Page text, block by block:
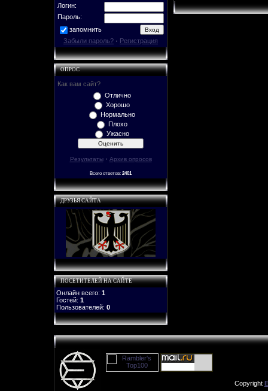
Логин:
Пароль:
запомнить
Забыли пароль? · Регистрация
ОПРОС
Как вам сайт?
Отлично
Хорошо
Нормально
Плохо
Ужасно
Результаты· Архив опросов
Всего ответов: 2401
ДРУЗЬЯ САЙТА
ПОСЕТИТЕЛЕЙ НА САЙТЕ
Онлайн всего: 1
Гостей: 1
Пользователей: 0
Copyright